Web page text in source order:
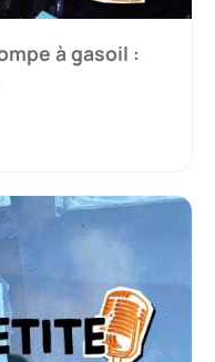
à gasoil :